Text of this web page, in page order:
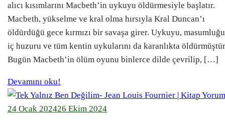
alıcı kısımlarını Macbeth’in uykuyu öldürmesiyle başlatır.
Macbeth, yükselme ve kral olma hırsıyla Kral Duncan’ı
öldürdüğü gece kırmızı bir savaşa girer. Uykuyu,
iç huzuru ve tüm kentin uykularını da karanlıkta
Bugün Macbeth’in ölüm oyunu binlerce dilde çevrilip, […]
Devamını oku!
24 Ocak 202426 Ekim 2024